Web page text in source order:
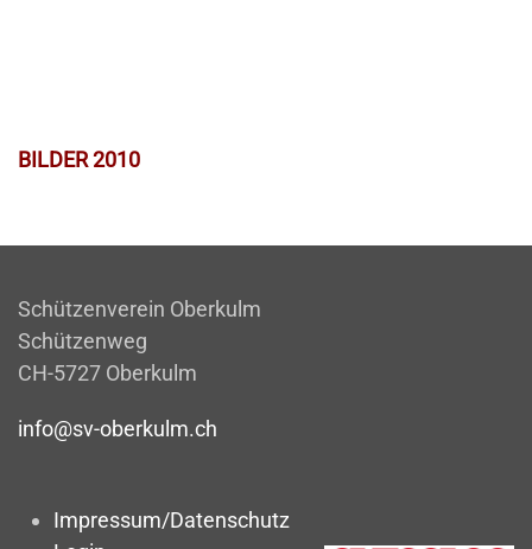
BILDER 2010
Schützenverein Oberkulm
Schützenweg
CH-5727 Oberkulm
info@sv-oberkulm.ch
Impressum/Datenschutz